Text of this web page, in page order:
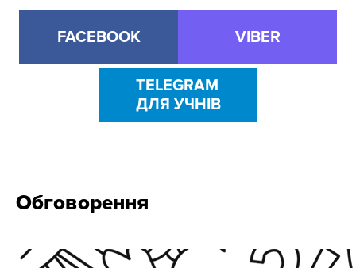
FACEBOOK VIBER
TELEGRAM
ДЛЯ УЧНІВ
Обговорення